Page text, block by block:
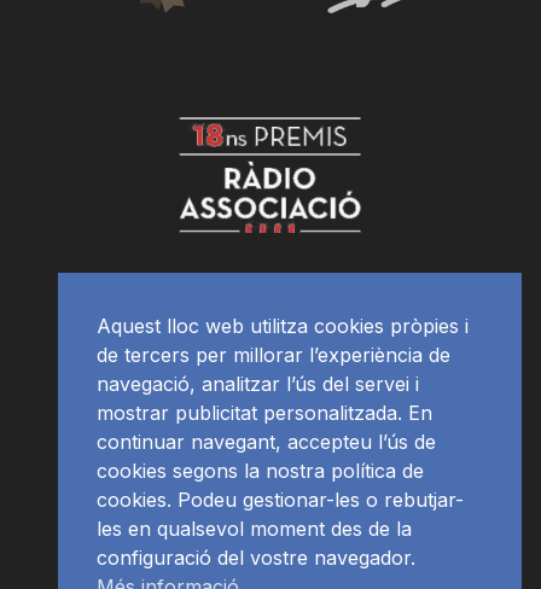
Aquest lloc web utilitza cookies pròpies i
de tercers per millorar l’experiència de
navegació, analitzar l’ús del servei i
mostrar publicitat personalitzada. En
continuar navegant, accepteu l’ús de
cookies segons la nostra política de
cookies. Podeu gestionar-les o rebutjar-
les en qualsevol moment des de la
configuració del vostre navegador.